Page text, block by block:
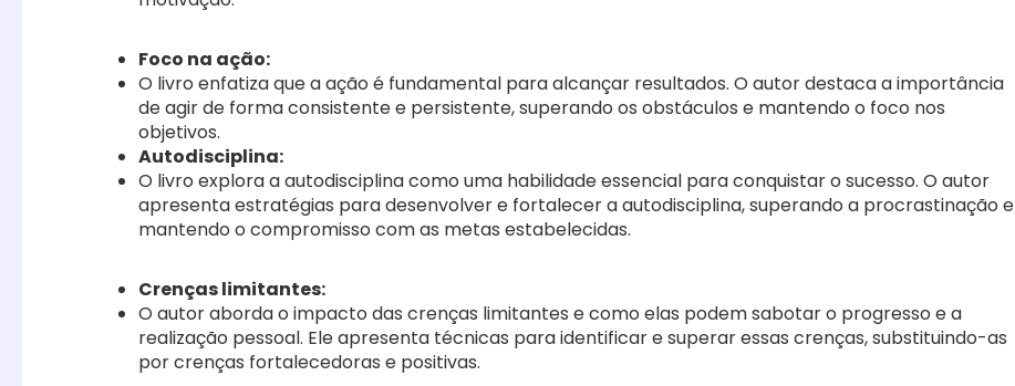
Foco na ação:
O livro enfatiza que a ação é fundamental para alcançar resultados. O autor destaca a importância
de agir de forma consistente e persistente, superando os obstáculos e mantendo o foco nos
objetivos.
Autodisciplina:
O livro explora a autodisciplina como uma habilidade essencial para conquistar o sucesso. O autor
apresenta estratégias para desenvolver e fortalecer a autodisciplina, superando a procrastinação e
mantendo o compromisso com as metas estabelecidas.
Crenças limitantes:
O autor aborda o impacto das crenças limitantes e como elas podem sabotar o progresso e a
realização pessoal. Ele apresenta técnicas para identificar e superar essas crenças, substituindo-as
por crenças fortalecedoras e positivas.